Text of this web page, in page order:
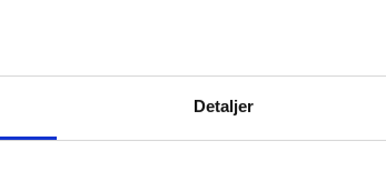
Detaljer